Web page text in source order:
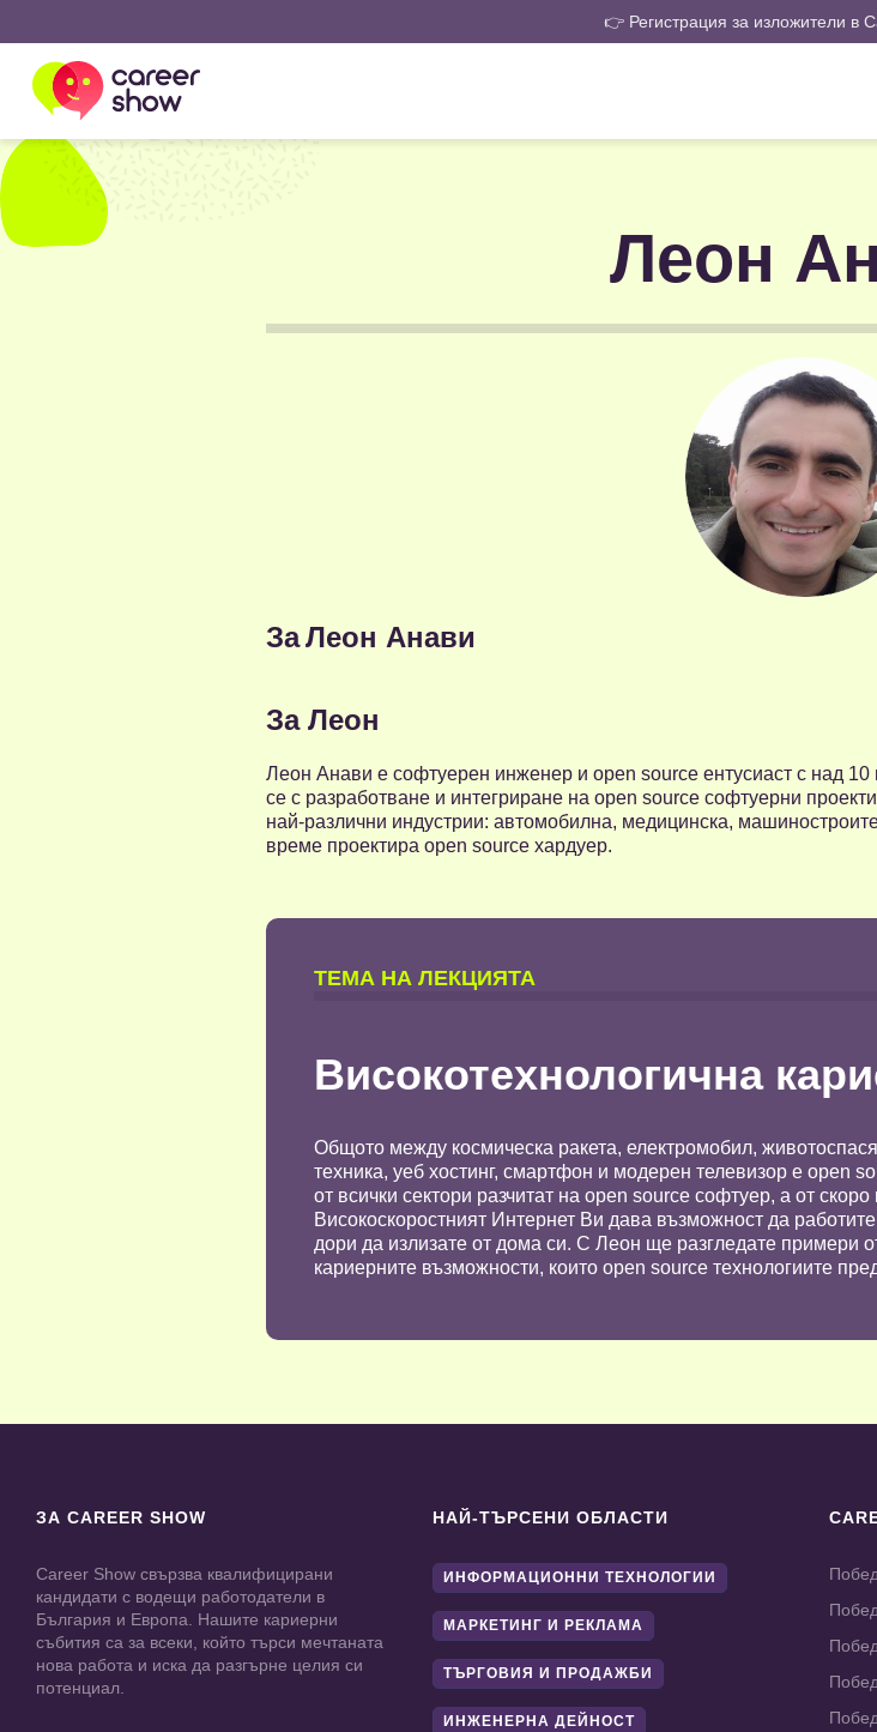
👉 Регистрация за изложители в
Леон
ЗаЛеон Анави
За Леон
Леон Анави e софтуерен инженер и open source ентусиаст с над
се с разработване и интегриране на open source софтуерни
най-различни индустрии: автомобилна, медицинска,
време проектира open source хардуер.
TЕМА НА ЛЕКЦИЯТА
Високотехнологична
Общото между космическа ракета, електромобил,
техника, уеб хостинг, смартфон и модерен телевизор е open
от всички сектори разчитат на open source софтуер, а от
Високоскоростният Интернет Ви дава възможност да
дори да излизате от дома си. С Леон ще разгледате примери
кариерните възможности, които open source технологиите
ЗА CAREER SHOW
Career Show свързва квалифицирани
кандидати с водещи работодатели в
България и Европа. Нашите кариерни
събития са за всеки, който търси мечтаната
нова работа и иска да разгърне целия си
потенциал.
НАЙ-ТЪРСЕНИ ОБЛАСТИ
ИНФОРМАЦИОННИ ТЕХНОЛОГИИ
МАРКЕТИНГ И РЕКЛАМА
ТЪРГОВИЯ И ПРОДАЖБИ
ИНЖЕНЕРНА ДЕЙНОСТ